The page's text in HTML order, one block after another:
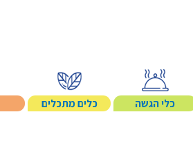
Search
כלי הגשה כלים מתכלים